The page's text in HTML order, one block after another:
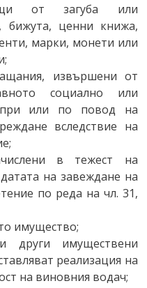
от загуба или
ценни книжа,
марки, монети или
извършени от
социално или
при или по повод на
вследствие на
в тежест на
на завеждане на
по реда на чл. 31,
имущество;
други имуществени
реализация на
на виновния водач;